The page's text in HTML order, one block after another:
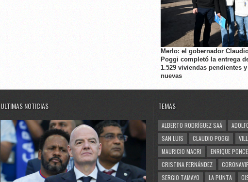
Merlo: el gobernador
Poggi completó la entrega
1.529 viviendas pendientes y
nuevas
ULTIMAS NOTICIAS TEMAS
ALBERTO RODRÍGUEZ SAÁ
SAN LUIS
CLAUDIO POGGI
MAURICIO MACRI
ENRIQUE PONCE
CRISTINA FERNÁNDEZ
SERGIO TAMAYO
LA PUNTA